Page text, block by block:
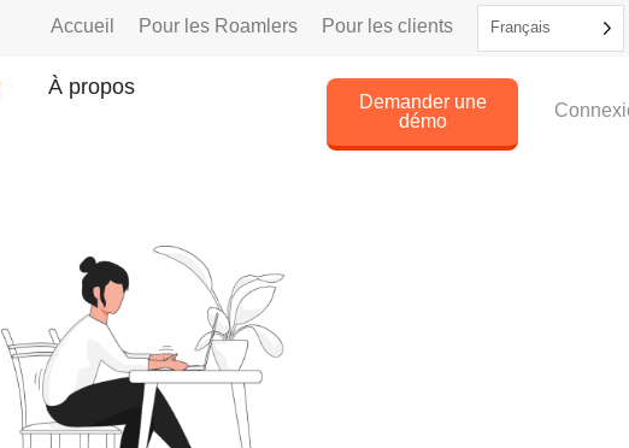
Accueil Pour les Roamlers Pour les clients Français
À propos
Demander une
démo